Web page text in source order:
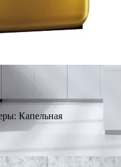
Капельная